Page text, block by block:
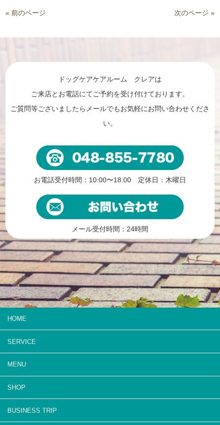
« 前のページ 次のページ »
ドッグケアケアルーム クレアは
ご来店とお電話にてご予約を受け付けております。
ご質問等ございましたらメールでもお気軽にお問い合わせくださ
い。
お電話受付時間：10:00〜18:00 定休日：木曜日
メール受付時間：24時間
HOME
SERVICE
MENU
SHOP
BUSINESS TRIP